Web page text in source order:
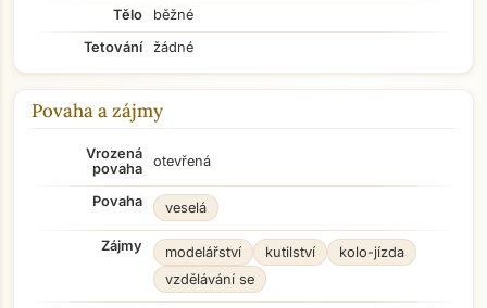
Tělo
běžné
Tetování
žádné
Povaha a zájmy
Vrozená
povaha
otevřená
Povaha veselá
Zájmy modelářství kutilství
kolo-jízda
vzdělávání se